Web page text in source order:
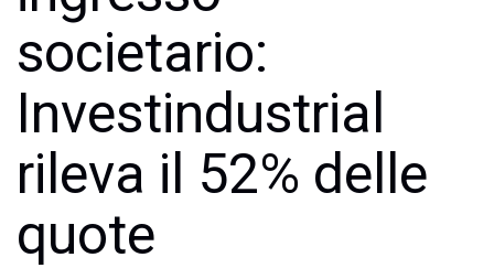
societario:
Investindustrial
rileva il 52% delle
quote